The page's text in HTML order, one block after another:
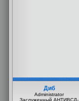
Диб
Administrator
Заслуженный АНТИВСД-